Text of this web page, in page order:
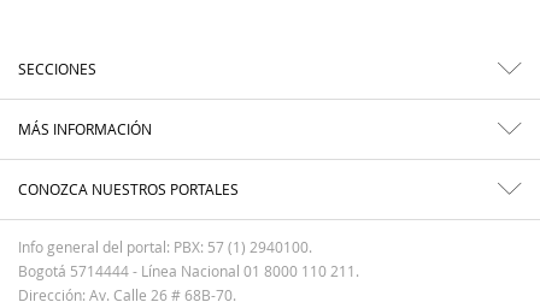
SECCIONES
MÁS INFORMACIÓN
CONOZCA NUESTROS PORTALES
Info general del portal: PBX: 57 (1) 2940100.
Bogotá 5714444 - Línea Nacional 01 8000 110 211.
Dirección: Av. Calle 26 # 68B-70.